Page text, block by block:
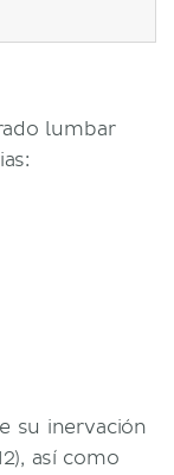
lumbar
su inervación
así como